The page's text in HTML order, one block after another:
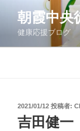
ン
朝霞中央
健康応援ブログ
投
稿
日:
2021/01/12 投稿者:
吉田健一